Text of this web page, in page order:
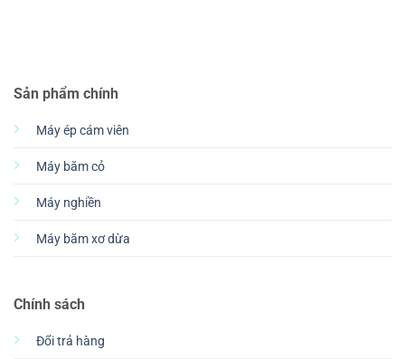
Sản phẩm chính
Máy ép cám viên
Máy băm cỏ
Máy nghiền
Máy băm xơ dừa
Chính sách
Đổi trả hàng